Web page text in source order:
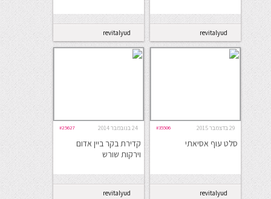
revitalyud
revitalyud
29 בדצמבר 2015 #35506
סלט עוף אסיאתי
revitalyud
24 בנובמבר 2014 #25627
קדירת בקר ביין אדום
וירקות שורש
revitalyud